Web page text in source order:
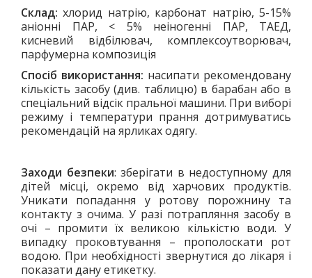
Склад:хлорид натрію, карбонат натрію, 5-15%
аніонні ПАР, < 5% неіногенні ПАР, ТАЕД,
кисневий відбілювач, комплексоутворювач,
парфумерна композиція
Спосіб використання: насипати рекомендовану
кількість засобу (див. таблицю) в барабан або в
спеціальний відсік пральної машини. При виборі
режиму і температури прання дотримуватись
рекомендацій на ярликах одягу.
Заходи безпеки: зберігати в недоступному для
дітей місці, окремо від харчових продуктів.
Уникати попадання у ротову порожнину та
контакту з очима. У разі потрапляння засобу в
очі – промити їх великою кількістю води. У
випадку проковтування – прополоскати рот
водою. При необхідності звернутися до лікаря і
показати дану етикетку.